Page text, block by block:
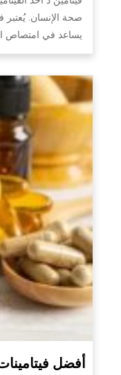
صحة الإنسان.
يساعد في امتصاص
أفضل